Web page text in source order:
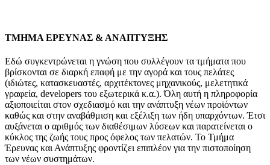
TMHMA ΕΡΕΥΝΑΣ & ΑΝΑΠΤΥΞΗΣ
Εδώ συγκεντρώνεται η γνώση που συλλέγουν τα τμήματα που
βρίσκονται σε διαρκή επαφή με την αγορά και τους πελάτες
(ιδιώτες, κατασκευαστές, αρχιτέκτονες μηχανικούς, μελετητικά
γραφεία, developers του εξωτερικά κ.α.). Όλη αυτή η πληροφορία
αξιοποιείται στον σχεδιασμό και την ανάπτυξη νέων προϊόντων
καθώς και στην αναβάθμιση και εξέλιξη των ήδη υπαρχόντων. Έτσι
αυξάνεται ο αριθμός των διαθέσιμων λύσεων και παρατείνεται ο
κύκλος της ζωής τους προς όφελος των πελατών. Το Τμήμα
Έρευνας και Ανάπτυξης φροντίζει επιπλέον για την πιστοποίηση
των νέων συστημάτων.